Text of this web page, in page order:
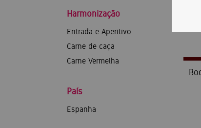
Harmonização
Entrada e Aperitivo
Carne de caça
Carne Vermelha
País
Espanha